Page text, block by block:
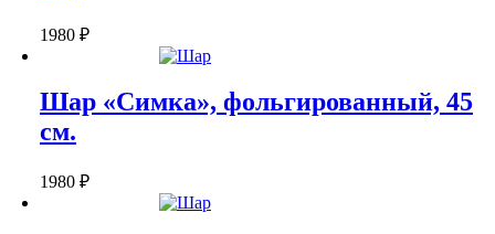
1980 ₽
Шар «Симка», фольгированный, 45
см.
1980 ₽